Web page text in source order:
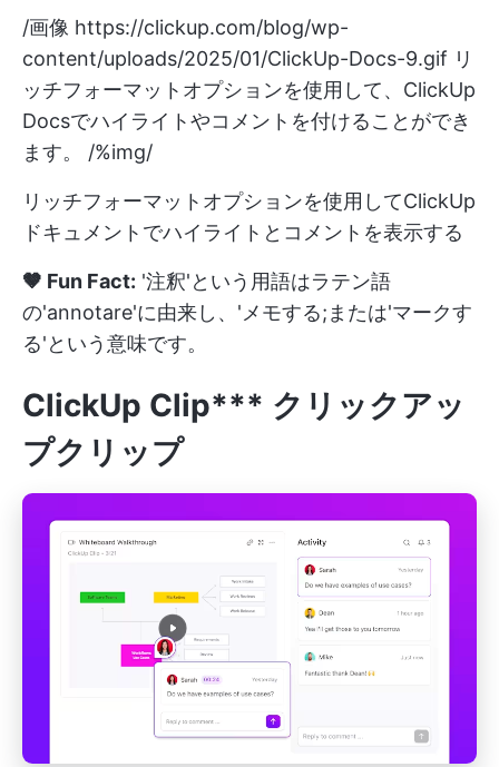
/画像 https://clickup.com/blog/wp-
content/uploads/2025/01/ClickUp-Docs-9.gif リ
ッチフォーマットオプションを使用して、ClickUp
Docsでハイライトやコメントを付けることができ
ます。 /%img/
リッチフォーマットオプションを使用してClickUp
ドキュメントでハイライトとコメントを表示する
🤎 Fun Fact: '注釈'という用語はラテン語
の'annotare'に由来し、'メモする;または'マークす
る'という意味です。
ClickUp Clip*** クリックアッ
プクリップ